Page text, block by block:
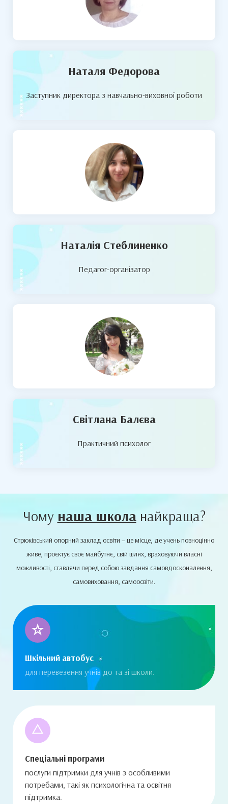
Наталя Федорова
Заступник директора з навчально-виховної роботи
Наталія Стеблиненко
Педагог-організатор
Світлана Балєва
Практичний психолог
Чому наша школанайкраща?
Стрюківський опорний заклад освіти – це місце, де учень повноцінно
живе, проєктує своє майбутнє, свій шлях, враховуючи власні
можливості, ставлячи перед собою завдання самовдосконалення,
самовиховання, самоосвіти.
Шкільний автобус
для перевезення учнів до та зі школи.
Спеціальні програми
послуги підтримки для учнів з особливими
потребами, такі як психологічна та освітня
підтримка.